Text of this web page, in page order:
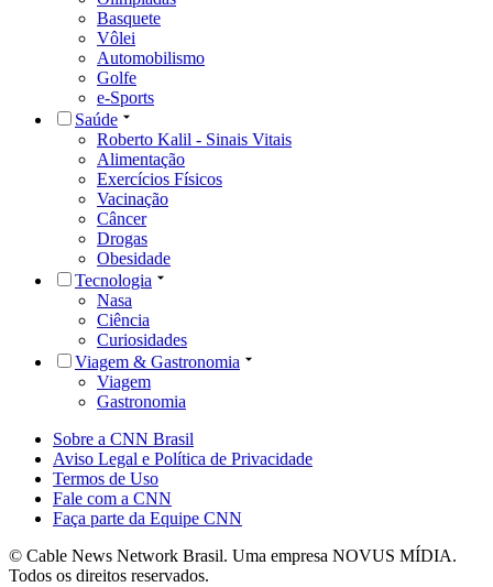
Basquete
Vôlei
Automobilismo
Golfe
e-Sports
Saúde
Roberto Kalil - Sinais Vitais
Alimentação
Exercícios Físicos
Vacinação
Câncer
Drogas
Obesidade
Tecnologia
Nasa
Ciência
Curiosidades
Viagem & Gastronomia
Viagem
Gastronomia
Sobre a CNN Brasil
Aviso Legal e Política de Privacidade
Termos de Uso
Fale com a CNN
Faça parte da Equipe CNN
© Cable News Network Brasil. Uma empresa NOVUS MÍDIA.
Todos os direitos reservados.